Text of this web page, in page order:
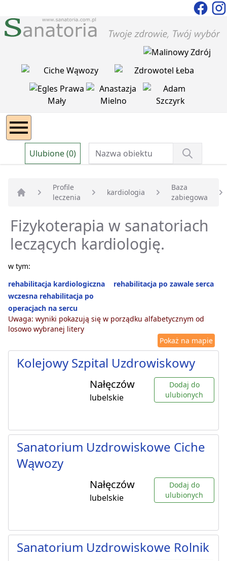
Ulubione (0)
Strona główna
Profile
leczenia
kardiologia
Baza
zabiegowa
Fizykoterapia w sanatoriach
leczących kardiologię.
w tym:
rehabilitacja kardiologiczna
rehabilitacja po zawale serca
wczesna rehabilitacja po
operacjach na sercu
Uwaga: wyniki pokazują się w porządku alfabetycznym od
losowo wybranej litery
Pokaż na mapie
Kolejowy Szpital Uzdrowiskowy
Nałęczów
lubelskie
Dodaj do
ulubionych
Sanatorium Uzdrowiskowe Ciche
Wąwozy
Nałęczów
lubelskie
Dodaj do
ulubionych
Sanatorium Uzdrowiskowe Rolnik